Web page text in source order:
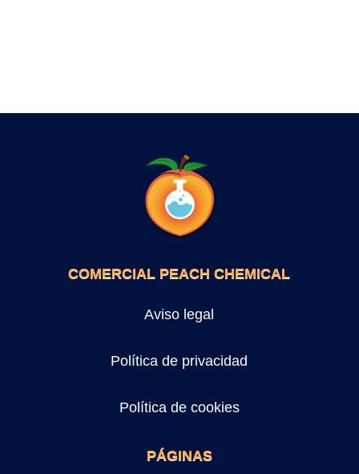
COMERCIAL PEACH CHEMICAL
Aviso legal
Política de privacidad
Política de cookies
PÁGINAS